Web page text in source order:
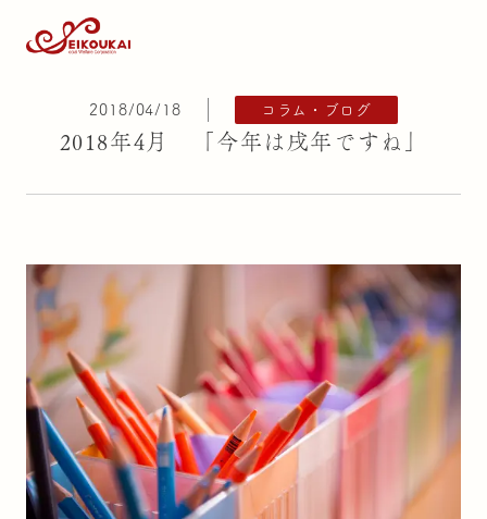
2018/04/18 コラム・ブログ
2018年4月 「今年は戌年ですね」